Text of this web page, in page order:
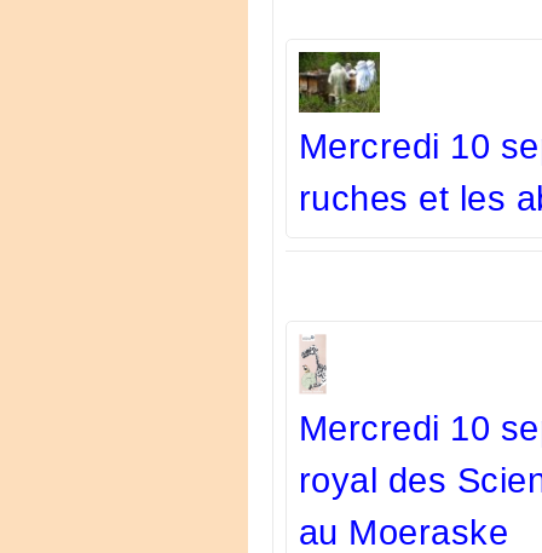
Mercredi 10
ruches et les
Mercredi 10
royal des
au Moeraske